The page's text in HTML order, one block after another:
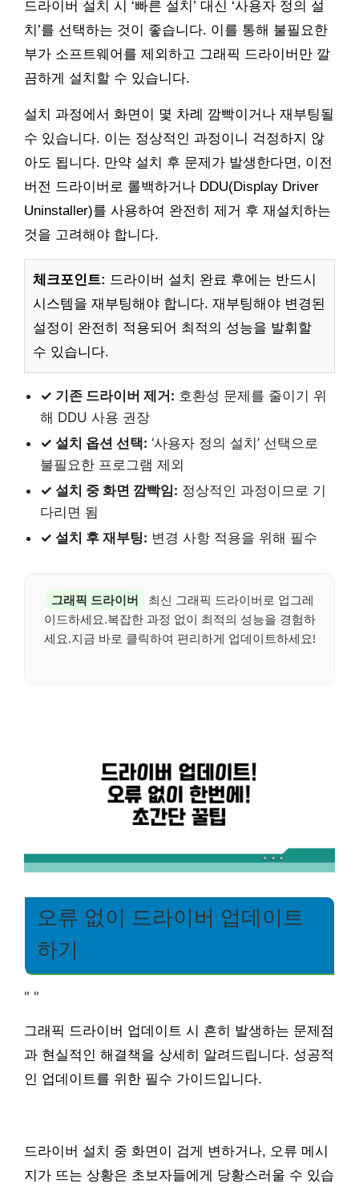
드라이버 설치 시 ‘빠른 설치’ 대신 ‘사용자 정의 설
치’를 선택하는 것이 좋습니다. 이를 통해 불필요한
부가 소프트웨어를 제외하고 그래픽 드라이버만 깔
끔하게 설치할 수 있습니다.
설치 과정에서 화면이 몇 차례 깜빡이거나 재부팅될
수 있습니다. 이는 정상적인 과정이니 걱정하지 않
아도 됩니다. 만약 설치 후 문제가 발생한다면, 이전
버전 드라이버로 롤백하거나 DDU(Display Driver
Uninstaller)를 사용하여 완전히 제거 후 재설치하는
것을 고려해야 합니다.
체크포인트: 드라이버 설치 완료 후에는 반드시
시스템을 재부팅해야 합니다. 재부팅해야 변경된
설정이 완전히 적용되어 최적의 성능을 발휘할
수 있습니다.
✓ 기존 드라이버 제거: 호환성 문제를 줄이기 위
해 DDU 사용 권장
✓ 설치 옵션 선택: ‘사용자 정의 설치’ 선택으로
불필요한 프로그램 제외
✓ 설치 중 화면 깜빡임: 정상적인 과정이므로 기
다리면 됨
✓ 설치 후 재부팅: 변경 사항 적용을 위해 필수
그래픽 드라이버
최신 그래픽 드라이버로 업그레
이드하세요.복잡한 과정 없이 최적의 성능을 경험하
세요.지금 바로 클릭하여 편리하게 업데이트하세요!
오류 없이 드라이버 업데이트
하기
" "
그래픽 드라이버 업데이트 시 흔히 발생하는 문제점
과 현실적인 해결책을 상세히 알려드립니다. 성공적
인 업데이트를 위한 필수 가이드입니다.
드라이버 설치 중 화면이 검게 변하거나, 오류 메시
지가 뜨는 상황은 초보자들에게 당황스러울 수 있습